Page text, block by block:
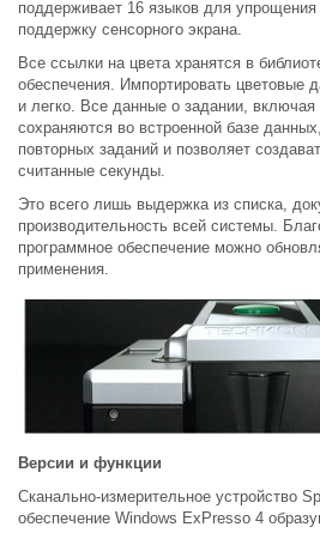
поддерживает 16 языков для упрощения
поддержку сенсорного экрана.
Все ссылки на цвета хранятся в
обеспечения. Импортировать цветовые
и легко. Все данные о задании,
сохраняются во встроенной базе
повторных заданий и позволяет
считанные секунды.
Это всего лишь выдержка из списка,
производительность всей системы.
программное обеспечение можно
применения.
Версии и функции
Сканально-измерительное устройство
обеспечение Windows ExPresso 4